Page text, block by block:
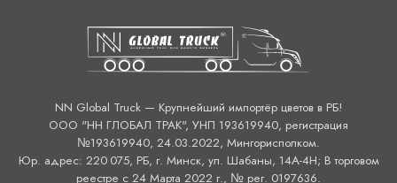
NN Global Truck — Крупнейший импортёр цветов в РБ!
ООО "НН ГЛОБАЛ ТРАК", УНП 193619940, регистрация
№193619940, 24.03.2022, Мингорисполком.
Юр. адрес: 220 075, РБ, г. Минск, ул. Шабаны, 14А-4H; В торговом
реестре с 24 Марта 2022 г., № рег. 0197636.